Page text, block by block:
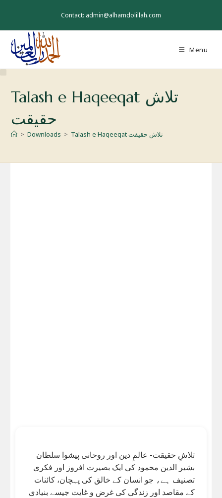
Contact: admin@alhamdolillah.com
Menu
Talash e Haqeeqat تلاش
حقیقت
> Downloads > Talash e Haqeeqat تلاش حقیقت
تلاشِ حقیقت- عالمِ دین اور روحانی پیشوا سلطان
بشیر الدین محمود کی ایک بصیرت افروز اور فکری
تصنیف ہے، جو انسان کے خالق کی پہچان، کائنات
کے مقاصد اور زندگی کی غرض و غایت جیسے بنیادی